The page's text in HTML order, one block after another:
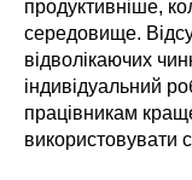
продуктивніше,
середовище.
відволікаючих
індивідуальний
працівникам
використовувати